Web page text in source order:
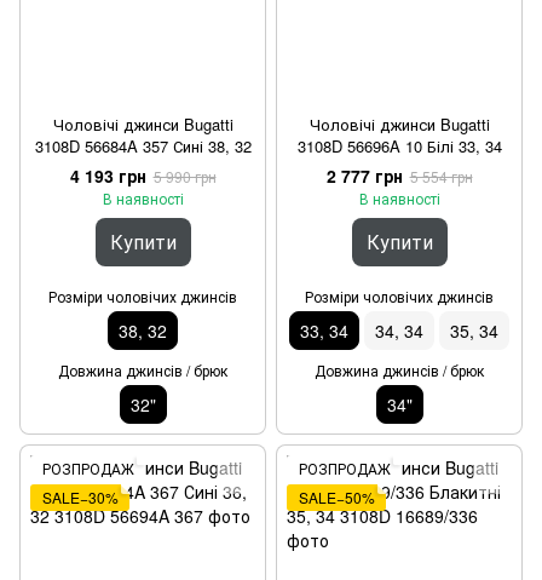
Чоловічі джинси Bugatti
3108D 56684A 357 Сині 38, 32
4 193 грн 5 990 грн
В наявності
Купити
Розміри чоловічих джинсів
38, 32
Довжина джинсів / брюк
32"
Чоловічі джинси Bugatti
3108D 56696A 10 Білі 33, 34
2 777 грн 5 554 грн
В наявності
Купити
Розміри чоловічих джинсів
33, 34 34, 34 35, 34
Довжина джинсів / брюк
34"
РОЗПРОДАЖ
SALE−30%
РОЗПРОДАЖ
SALE−50%